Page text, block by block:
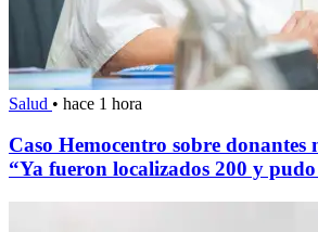
Salud • hace 1 hora
Caso Hemocentro sobre donantes
“Ya fueron localizados 200 y